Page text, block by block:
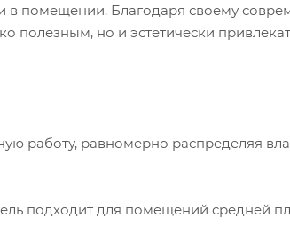
в помещении. Благодаря своему
полезным, но и эстетически
работу, равномерно распределяя
подходит для помещений средней